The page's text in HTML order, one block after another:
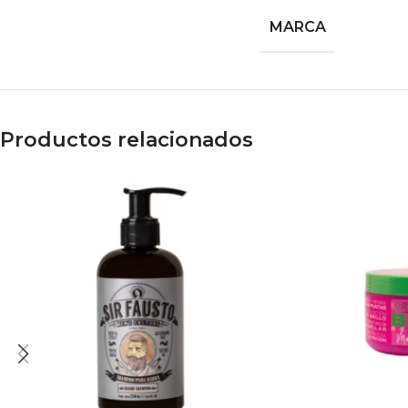
MARCA
Productos relacionados